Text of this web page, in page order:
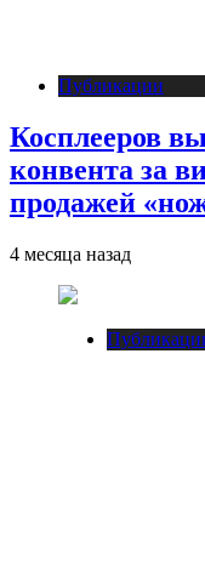
Публикации
Косплееров
конвента за
продажей
4 месяца назад